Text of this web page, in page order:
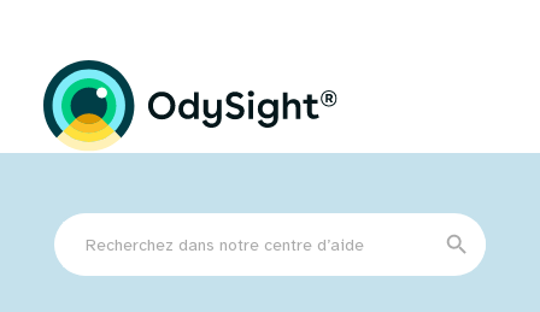
Search
for:
Search Button